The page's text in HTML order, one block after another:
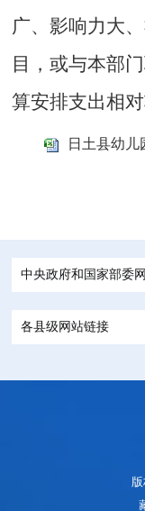
广、影响力大
目，或与本部
算安排支出相对
日土县幼儿
中央政府和国家部委
各县级网站链接